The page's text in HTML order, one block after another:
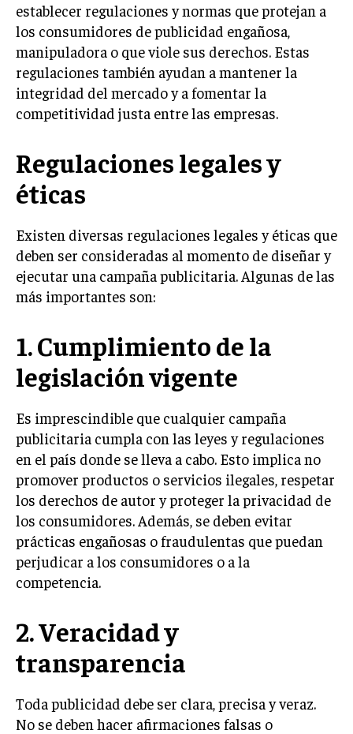
MARKETING DIGITAL
PUBLICIDAD
VENTAS Y PERSUASIÓN
GESTIÓN DE PRODUCTOS
GESTIÓN DE MARCA
INVESTIGACIÓN DE MERCADO
GESTIÓN DE CLIENTES
EMPRENDIMIENTO
INNOVACIÓN EMPRESARIAL
LIDERAZGO
HABILIDADES DIRECTIVAS
EMPRENDIMIENTO
PLANIFICACIÓN EMPRESARIAL
FINANZAS
FINANZAS Y CONTABILIDAD
GESTIÓN DE RECURSOS FINANCIEROS
INVERSIONES Y MERCADOS FINANCIEROS
CONTABILIDAD EMPRESARIAL
ECONOMÍA EMPRESARIAL
INTERNACIONAL
NEGOCIOS INTERNACIONALES
COMERCIO INTERNACIONAL
establecer regulaciones y normas que protejan a
los consumidores de publicidad engañosa,
manipuladora o que viole sus derechos. Estas
regulaciones también ayudan a mantener la
integridad del mercado y a fomentar la
competitividad justa entre las empresas.
Regulaciones legales y
éticas
Existen diversas regulaciones legales y éticas que
deben ser consideradas al momento de diseñar y
ejecutar una campaña publicitaria. Algunas de las
más importantes son:
1. Cumplimiento de la
legislación vigente
Es imprescindible que cualquier campaña
publicitaria cumpla con las leyes y regulaciones
en el país donde se lleva a cabo. Esto implica no
promover productos o servicios ilegales, respetar
los derechos de autor y proteger la privacidad de
los consumidores. Además, se deben evitar
prácticas engañosas o fraudulentas que puedan
perjudicar a los consumidores o a la
competencia.
2. Veracidad y
transparencia
Toda publicidad debe ser clara, precisa y veraz.
No se deben hacer afirmaciones falsas o